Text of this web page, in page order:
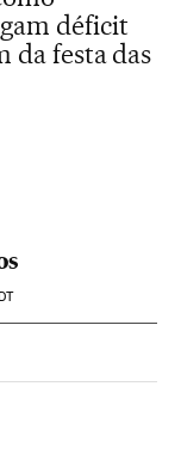
déficit
da festa das